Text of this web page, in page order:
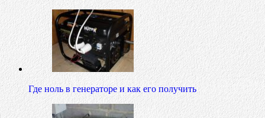
Где ноль в генераторе и как его получить